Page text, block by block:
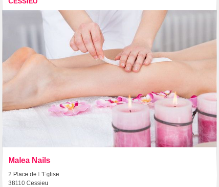
Malea Nails
2 Place de L'Eglise
38110 Cessieu